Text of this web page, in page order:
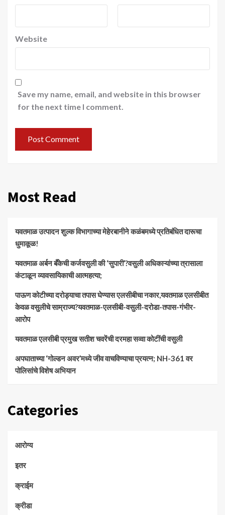
Website
Save my name, email, and website in this browser
for the next time I comment.
Most Read
यवतमाळ उत्पादन शुल्क विभागाच्या मेहेरबानीने कळंबमध्ये प्रतिबंधित दारूचा
धुमाकूळ!
​यवतमाळ अर्बन बँकेची कर्जवसुली की ‘सुपारी’?वसुली अधिकाऱ्यांच्या त्रासाला
कंटाळून व्यावसायिकाची आत्महत्या;
पाऊण कोटीच्या दरोड्याचा तपास घेण्यास एलसीबीचा नकार,यवतमाळ एलसीबीत
केवळ वसुलीचे साम्राज्य?यवतमाळ-एलसीबी-वसुली-दरोडा-तपास-गंभीर-
आरोप
यवतमाळ एलसीबी प्रमुख सतीश चवरेंची दरमहा सव्वा कोटींची वसुली
अपघाताच्या ‘गोल्डन अवर’मध्ये जीव वाचविण्याचा प्रयत्न; NH-361 वर
पोलिसांचे विशेष अभियान
Categories
आरोग्य
इतर
क्राईम
क्रीडा